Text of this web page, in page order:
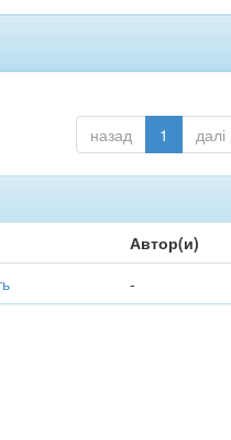
назад 1 далі
Автор(и)
-